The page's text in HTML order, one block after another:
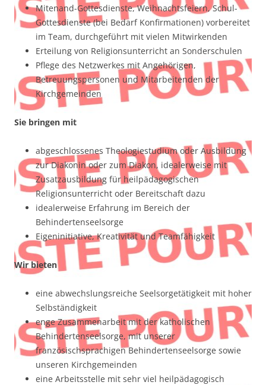
Mitenand-Gottesdienste, Weihnachtsfeiern, Schul-
Gottesdienste (bei Bedarf Konfirmationen) vorbereitet
im Team, durchgeführt mit vielen Mitwirkenden
Erteilung von Religionsunterricht an Sonderschulen
Pflege des Netzwerkes mit Angehörigen,
Betreuungspersonen und Mitarbeitenden der
Kirchgemeinden
Sie bringen mit
abgeschlossenes Theologiestudium oder Ausbildung
zur Diakonin oder zum Diakon, idealerweise mit
Zusatzausbildung für heilpädagogischen
Religionsunterricht oder Bereitschaft dazu
idealerweise Erfahrung im Bereich der
Behindertenseelsorge
Eigeninitiative, Kreativität und Teamfähigkeit
Wir bieten
eine abwechslungsreiche Seelsorgetätigkeit mit hoher
Selbständigkeit
enge Zusammenarbeit mit der katholischen
Behindertenseelsorge, mit unserer
französischsprachigen Behindertenseelsorge sowie
unseren Kirchgemeinden
eine Arbeitsstelle mit sehr viel heilpädagogisch